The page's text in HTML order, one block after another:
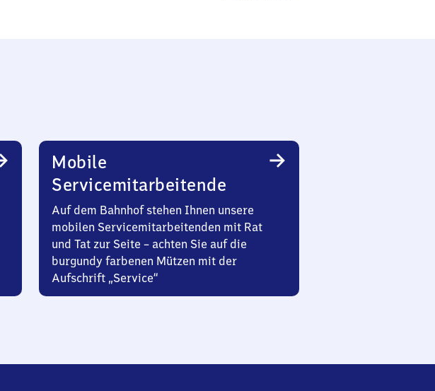
Mobile
Servicemitarbeitende
Auf dem Bahnhof stehen Ihnen unsere
mobilen Servicemitarbeitenden mit Rat
und Tat zur Seite – achten Sie auf die
burgundy farbenen Mützen mit der
Aufschrift „Service“